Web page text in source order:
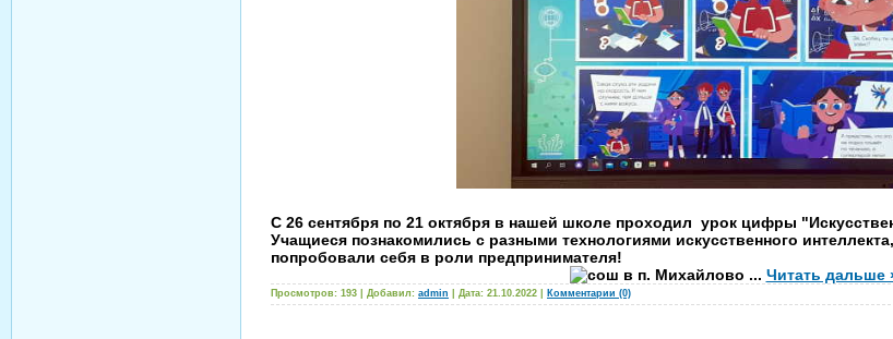
С 26 сентября по 21 октября в нашей школе проходил урок цифры
Учащиеся познакомились с разными технологиями искусственного
попробовали себя в роли предпринимателя!
... Читать дальше
Просмотров: 193 | Добавил: admin | Дата: 21.10.2022 Комментарии (0)